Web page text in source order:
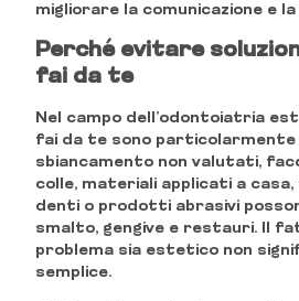
migliorare la comunicazione e la
Perché evitare
fai da te
Nel campo dell’odontoiatria
fai da te sono particolarmente
sbiancamento non valutati,
colle, materiali applicati a
denti o prodotti abrasivi
smalto, gengive e restauri. Il
problema sia estetico non
semplice.